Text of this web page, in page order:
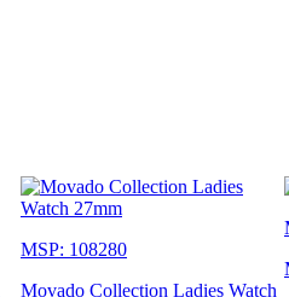
MSP: 108280
Movado Collection Ladies Watch